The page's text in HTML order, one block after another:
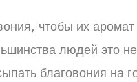
чтобы их аромат
людей это
благовония на